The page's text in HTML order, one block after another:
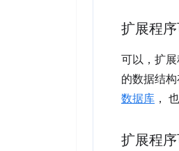
扩展程
可以，扩
的数据结
数据库 ，
扩展程